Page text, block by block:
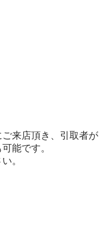
来店頂き、引取者が
能です。
。